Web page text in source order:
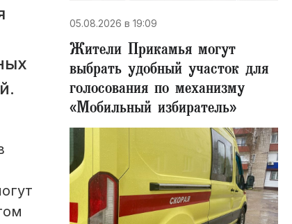
05.08.2026 в 19:09
Жители Прикамья могут
выбрать удобный участок для
голосования по механизму
«Мобильный избиратель»